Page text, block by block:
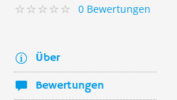
0 Bewertungen
Über
Bewertungen